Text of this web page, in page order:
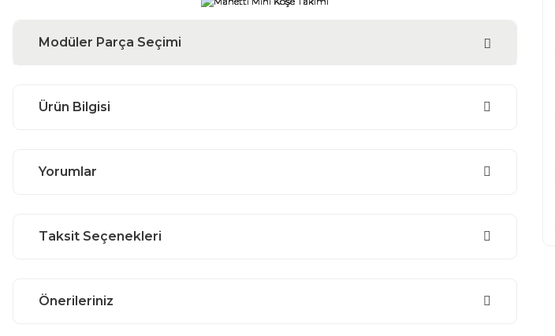
Modüler Parça Seçimi
Ürün Bilgisi
Yorumlar
Taksit Seçenekleri
Önerileriniz